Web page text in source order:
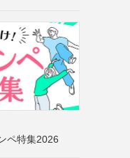
ペ特集2026